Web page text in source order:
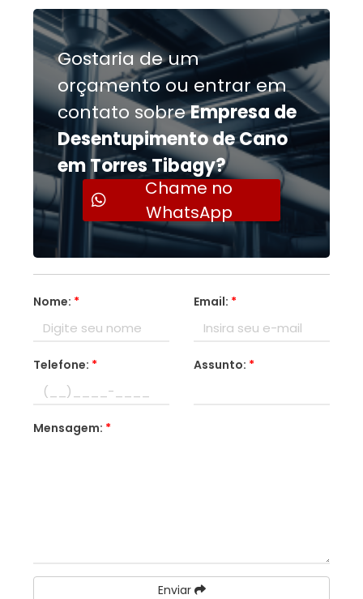
Gostaria de um
orçamento ou entrar em
contato sobreEmpresa de
Desentupimento de Cano
em Torres Tibagy?
Chame no
WhatsApp
Nome: * Email: *
Telefone: * Assunto: *
Mensagem: *
Enviar